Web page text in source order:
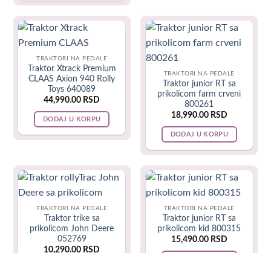
sa prikolicom i kašikom,
bager na pedale,
buzdožer na pedale,
sa prikolicom i kasikom za kopanje u pesku
U našoj prodavnici možete izabrati, traktore na pedale
poznatih Evropskih proizvođača
Rolly toys, Falk, Pilsan,
. Proizvedene su po svim evropskim standardima o
sigurnosti i od materijala visikog kvaliteta koji garantuju
dugotrajnost.
TRAKTORI NA PEDALE
Traktor Xtrack Premium
CLAAS Axion 940 Rolly
Toys 640089
44,990.00 RSD
DODAJ U KORPU
TRAKTORI NA PEDALE
Traktor junior RT sa
prikolicom farm crveni
800261
18,990.00 RSD
DODAJ U KORPU
TRAKTORI NA PEDALE
Traktor trike sa
prikolicom John Deere
052769
10,290.00 RSD
TRAKTORI NA PEDALE
Traktor junior RT sa
prikolicom kid 800315
15,490.00 RSD